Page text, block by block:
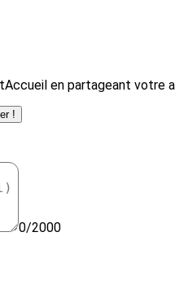
en partageant votre
!
0/2000